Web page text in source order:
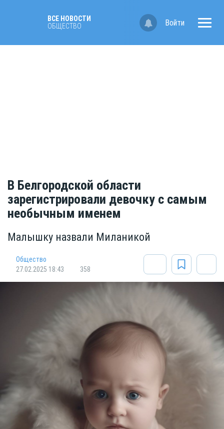
ВСЕ НОВОСТИ
ОБЩЕСТВО
Войти
В Белгородской области
зарегистрировали девочку с самым
необычным именем
Малышку назвали Миланикой
Общество
27.02.2025 18:43
358